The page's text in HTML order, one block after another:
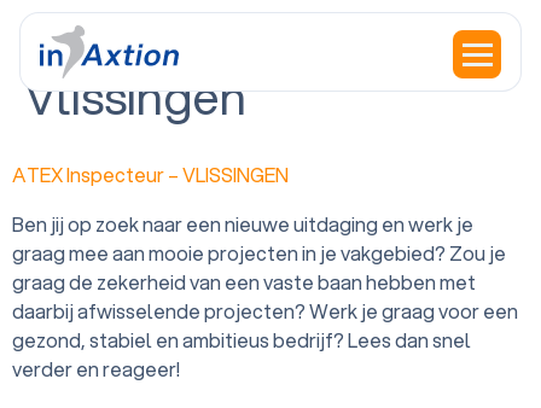
Office:
Vlissingen
ATEX Inspecteur – VLISSINGEN
Ben jij op zoek naar een nieuwe uitdaging en werk je
graag mee aan mooie projecten in je vakgebied? Zou je
graag de zekerheid van een vaste baan hebben met
daarbij afwisselende projecten? Werk je graag voor een
gezond, stabiel en ambitieus bedrijf? Lees dan snel
verder en reageer!